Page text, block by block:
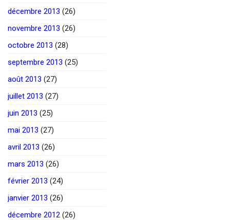
décembre 2013 (26)
novembre 2013 (26)
octobre 2013 (28)
septembre 2013 (25)
août 2013 (27)
juillet 2013 (27)
juin 2013 (25)
mai 2013 (27)
avril 2013 (26)
mars 2013 (26)
février 2013 (24)
janvier 2013 (26)
décembre 2012 (26)